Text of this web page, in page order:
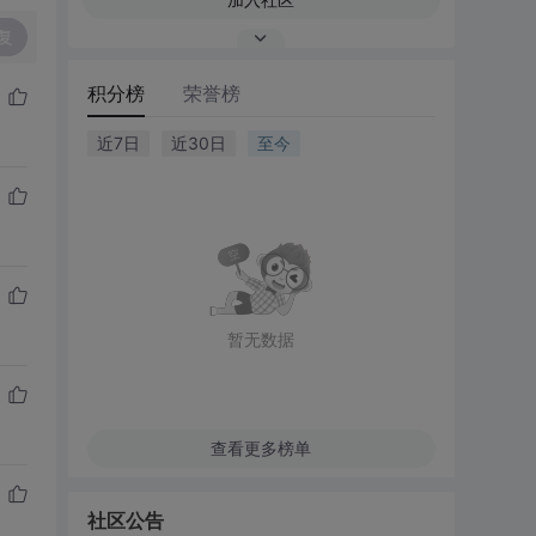
积分榜 荣誉榜
近7日 近30日 至今
暂无数据
查看更多榜单
社区公告